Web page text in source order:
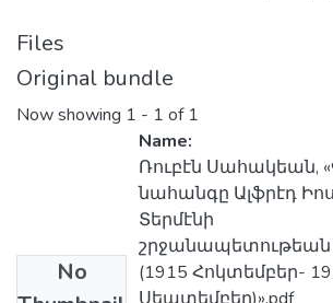
Files
Original bundle
Now showing 1 - 1 of 1
No
Name:
Ռուբէն Սահակեան,
նահանգը Ալֆրէդ
Տերմէնի
շրջանապետութեան
(1915 Հոկտեմբեր-